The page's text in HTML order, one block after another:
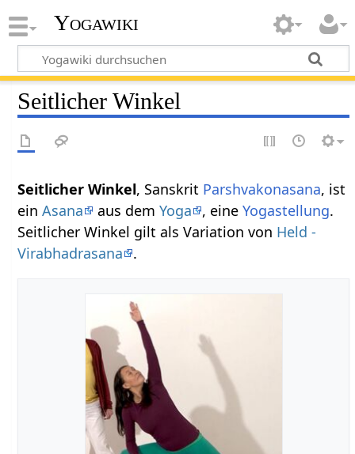
Yogawiki
Seitlicher Winkel
Seitlicher Winkel, Sanskrit Parshvakonasana, ist
einAsana aus demYoga , eineYogastellung.
Seitlicher Winkel gilt als Variation von Held -
Virabhadrasana
.